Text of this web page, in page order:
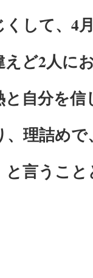
して、4
ど2人に
と自分を
理詰め
言うこ